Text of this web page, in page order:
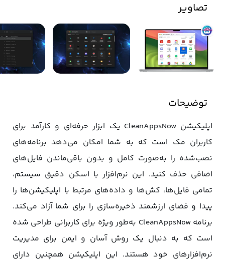
تصاویر
توضیحات
اپلیکیشن CleanAppsNow یک ابزار حرفه‌ای و کارآمد برای
کاربران مک است که به شما امکان می‌دهد برنامه‌های
نصب‌شده را به‌صورت کامل و بدون باقی‌ماندن فایل‌های
اضافی حذف کنید. این نرم‌افزار با اسکن دقیق سیستم،
تمامی فایل‌ها، کش‌ها و داده‌های مرتبط با اپلیکیشن‌ها را
پیدا و فضای ارزشمند ذخیره‌سازی را برای شما آزاد می‌کند.
برنامه CleanAppsNow به‌طور ویژه برای کاربرانی طراحی شده
است که به دنبال یک روش آسان و ایمن برای مدیریت
نرم‌افزارهای خود هستند. این اپلیکیشن همچنین دارای